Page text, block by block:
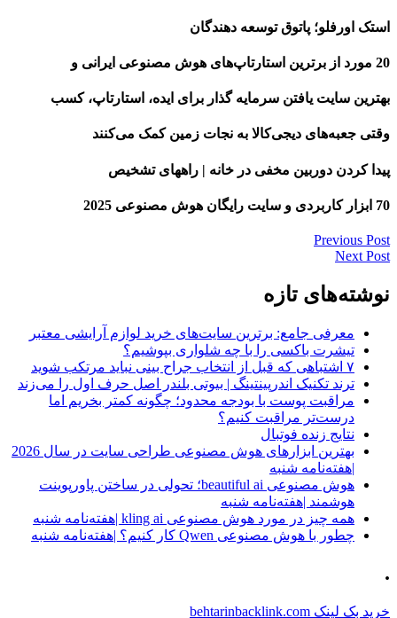
استک اورفلو؛ پاتوق توسعه دهندگان
20 مورد از برترین استارتاپ‌های هوش مصنوعی ایرانی و
بهترین سایت یافتن سرمایه گذار برای ایده، استارتاپ‌، کسب
وقتی جعبه‌های دیجی‌کالا به نجات زمین کمک می‌کنند
پیدا کردن دوربین مخفی در خانه | راههای تشخیص
70 ابزار کاربردی و سایت رایگان هوش مصنوعی 2025
راهبری
نوشته
Previous Post
Previous
Next Post
Next
نوشته‌های تازه
معرفی جامع: برترین سایت‌های خرید لوازم آرایشی معتبر
تیشرت باکسی را با چه شلواری بپوشیم؟
۷ اشتباهی که قبل از انتخاب جراح بینی نباید مرتکب شوید
ترند تکنیک اندرپینتینگ | بیوتی بلندر اصل حرف اول را می‌زند
مراقبت پوست با بودجه محدود؛ چگونه کمتر بخریم اما
درست‌تر مراقبت کنیم؟
نتایج زنده فوتبال
بهترین ابزارهای هوش مصنوعی طراحی سایت در سال 2026
|هفته‌نامه شنبه
هوش مصنوعی beautiful ai؛ تحولی در ساختن پاورپوینت
هوشمند |هفته‌نامه شنبه
همه چیز در مورد هوش مصنوعی kling ai |هفته‌نامه شنبه
چطور با هوش مصنوعی Qwen کار کنیم؟ |هفته‌نامه شنبه
.
خرید بک لینک behtarinbacklink.com